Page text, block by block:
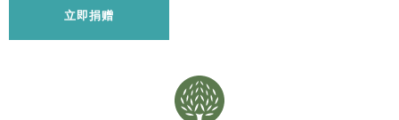
立即捐赠